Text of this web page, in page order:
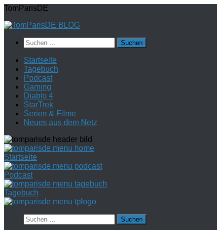
Zum
springen
TomParisDE
Suchen
nach:
Startseite
Tagebuch
Podcast
Gaming
Diablo 4
StarTrek
Serien & Filme
Neues aus dem Netz
Startseite
Podcast
Tagebuch
Suchen
nach: